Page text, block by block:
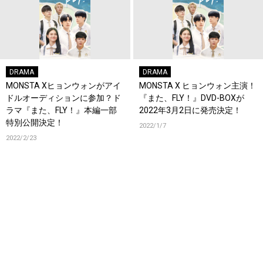
DRAMA
MONSTA Xヒョンウォンがアイ
ドルオーディションに参加？ド
ラマ『また、FLY！』本編一部
特別公開決定！
2022/2/23
DRAMA
MONSTA X ヒョンウォン主演！
『また、FLY！』DVD-BOXが
2022年3月2日に発売決定！
2022/1/7